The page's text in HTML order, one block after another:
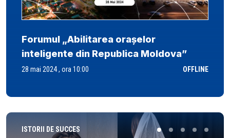
Forumul „Abilitarea orașelor
inteligente din Republica Moldova”
28 mai 2024 , ora 10:00 OFFLINE
ISTORII DE SUCCES